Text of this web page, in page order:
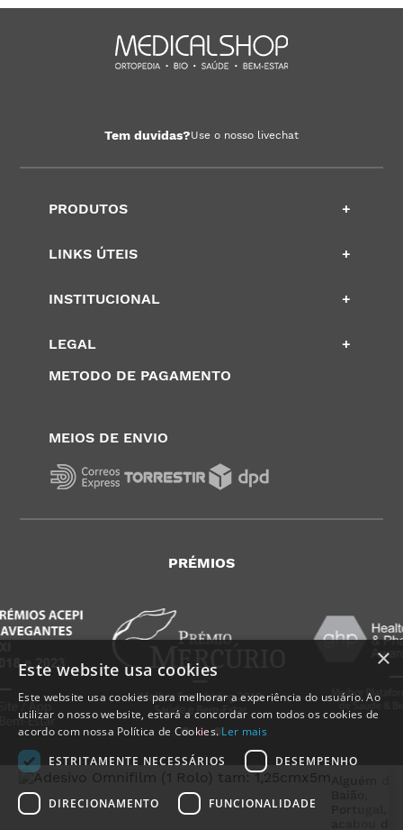
Tem duvidas?Use o nosso livechat
PRODUTOS +
LINKS ÚTEIS +
INSTITUCIONAL +
LEGAL
+
METODO DE PAGAMENTO
MEIOS DE ENVIO
PRÉMIOS
×
Este website usa cookies
Este website usa cookies para melhorar a experiência do usuário. Ao
utilizar o nosso website, estará a concordar com todos os cookies de
acordo com nossa Política de Cookies. Ler mais
ESTRITAMENTE NECESSÁRIOS
DESEMPENHO
DIRECIONAMENTO FUNCIONALIDADE